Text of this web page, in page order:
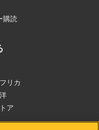
購読
リカ
ア